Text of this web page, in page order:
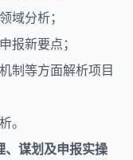
域分析；
报新要点；
制等方面解析项目
。
、谋划及申报实操